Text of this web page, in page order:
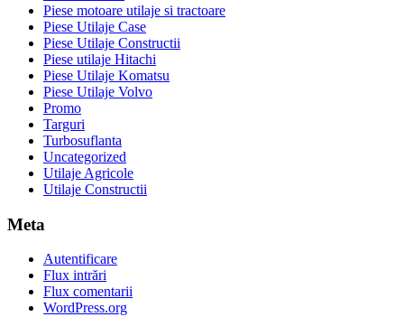
Piese motoare utilaje si tractoare
Piese Utilaje Case
Piese Utilaje Constructii
Piese utilaje Hitachi
Piese Utilaje Komatsu
Piese Utilaje Volvo
Promo
Targuri
Turbosuflanta
Uncategorized
Utilaje Agricole
Utilaje Constructii
Meta
Autentificare
Flux intrări
Flux comentarii
WordPress.org